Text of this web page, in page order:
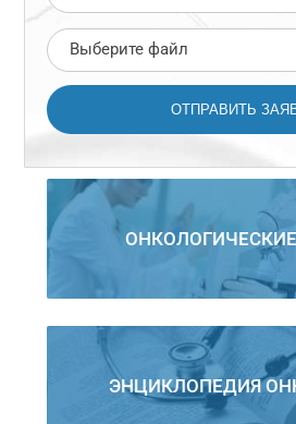
Выберите файл
ЭНЦИКЛОПЕДИЯ